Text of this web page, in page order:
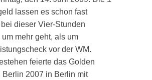
lassen es schon fast
dieser Vier-Stunden
mehr geht, als um
vor der WM.
feierte das Golden
Berlin 2007 in Berlin mit